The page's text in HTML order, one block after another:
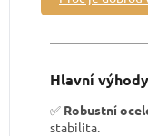
Hlavní
✅ Robustní
stabilita.